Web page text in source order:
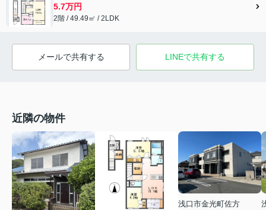
5.7万円
2階 / 49.49㎡ / 2LDK
メールで共有する LINEで共有する
近隣の物件
浅口市金光町佐方